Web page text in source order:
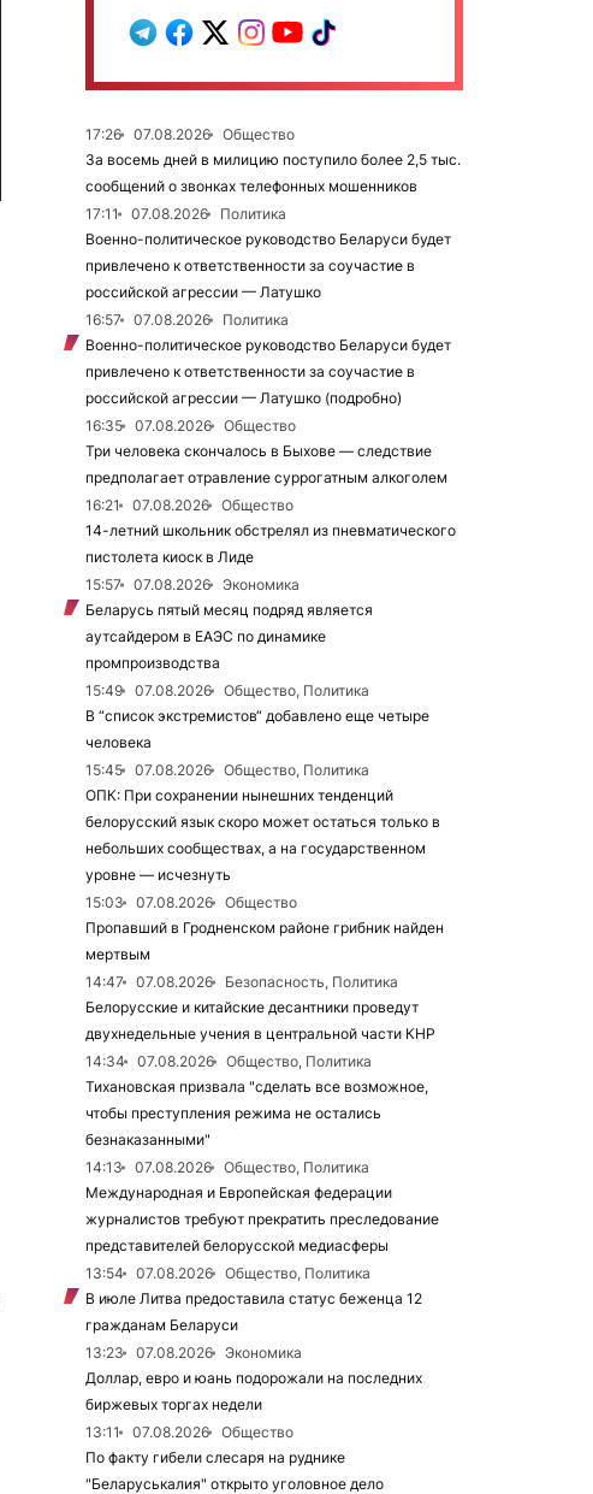
17:26 07.08.2026
Общество
За восемь дней в милицию поступило более 2,5 тыс.
сообщений о звонках телефонных мошенников
17:11
07.08.2026
Политика
Военно-политическое руководство Беларуси будет
привлечено к ответственности за соучастие в
российской агрессии — Латушко
16:57
07.08.2026
Политика
Военно-политическое руководство Беларуси будет
привлечено к ответственности за соучастие в
российской агрессии — Латушко (подробно)
16:35
07.08.2026
Общество
Три человека скончалось в Быхове — следствие
предполагает отравление суррогатным алкоголем
16:21
07.08.2026
Общество
14-летний школьник обстрелял из пневматического
пистолета киоск в Лиде
15:57
07.08.2026
Экономика
Беларусь пятый месяц подряд является
аутсайдером в ЕАЭС по динамике
промпроизводства
15:49
07.08.2026
Общество, Политика
В “список экстремистов“ добавлено еще четыре
человека
15:45
07.08.2026
Общество, Политика
ОПК: При сохранении нынешних тенденций
белорусский язык скоро может остаться только в
небольших сообществах, а на государственном
уровне — исчезнуть
15:03
07.08.2026
Общество
Пропавший в Гродненском районе грибник найден
мертвым
14:47
07.08.2026
Безопасность, Политика
Белорусские и китайские десантники проведут
двухнедельные учения в центральной части КНР
14:34
07.08.2026
Общество, Политика
Тихановская призвала "сделать все возможное,
чтобы преступления режима не остались
безнаказанными"
14:13
07.08.2026
Общество, Политика
Международная и Европейская федерации
журналистов требуют прекратить преследование
представителей белорусской медиасферы
13:54
07.08.2026
Общество, Политика
В июле Литва предоставила статус беженца 12
гражданам Беларуси
13:23
07.08.2026
Экономика
Доллар, евро и юань подорожали на последних
биржевых торгах недели
13:11
07.08.2026
Общество
По факту гибели слесаря на руднике
"Беларуськалия" открыто уголовное дело